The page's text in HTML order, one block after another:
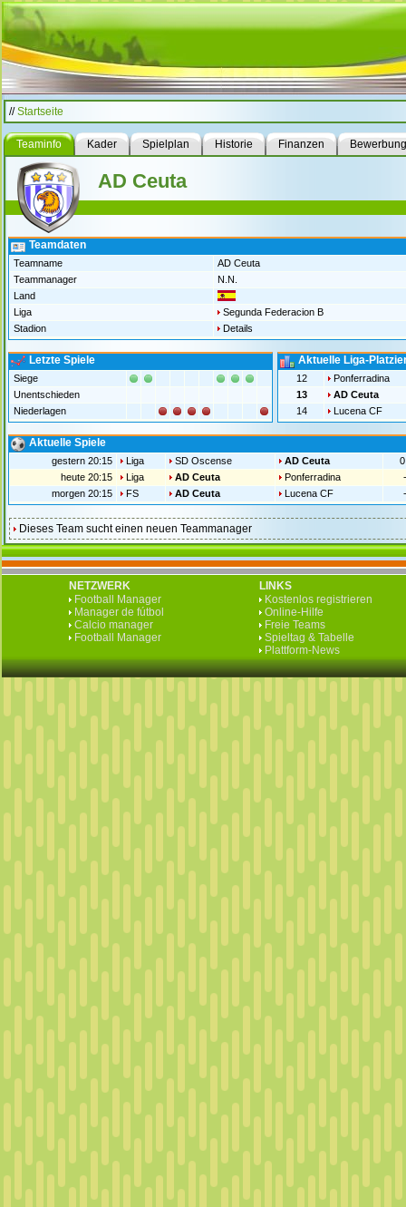
//Startseite
Teaminfo Kader Spielplan Historie Finanzen Bewerbung
AD Ceuta
Teamdaten
Teamname
AD Ceuta
Teammanager
N.N.
Land
Liga
Segunda Federacion B
Stadion
Details
Letzte Spiele
Siege
Unentschieden
Niederlagen
Aktuelle Liga-
12
Ponferradina
13
AD Ceuta
14
Lucena CF
Aktuelle Spiele
gestern 20:15 Liga SD Oscense AD Ceuta
heute 20:15
Liga AD Ceuta Ponferradina
morgen 20:15
FS AD Ceuta Lucena CF
Dieses Team sucht einen neuen Teammanager
NETZWERK
Football Manager
Manager de fútbol
Calcio manager
Football Manager
LINKS
Kostenlos registrieren
Online-Hilfe
Freie Teams
Spieltag & Tabelle
Plattform-News